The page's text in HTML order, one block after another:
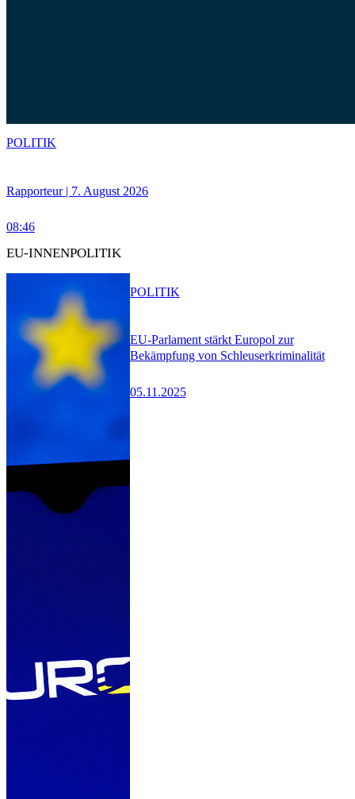
Rapporteur | 7. August 2026
08:46
POLITIK
EU-INNENPOLITIK
EU-Parlament stärkt Europol zur
Bekämpfung von Schleuserkriminalität
05.11.2025
POLITIK